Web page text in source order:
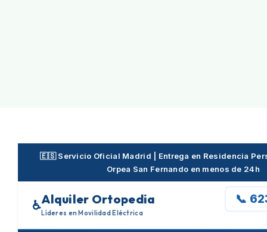
🇪🇸 Servicio Oficial Madrid | Entrega en Residencia
Orpea San Fernando en menos de 24h
♿Alquiler Ortopedia
Líderes en Movilidad Eléctrica
📞